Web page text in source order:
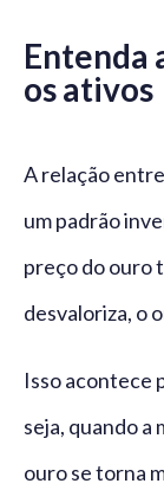
Entenda
os ativos
A relação
um padrão
preço do ouro
desvaloriza, o
Isso acontece
seja, quando a
ouro se torna